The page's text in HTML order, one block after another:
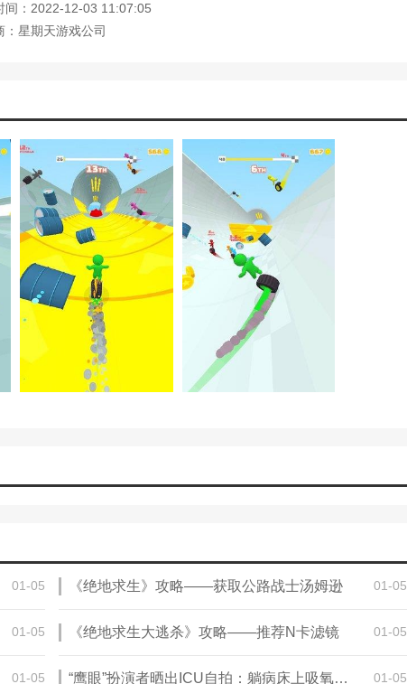
获得的游戏分数越高。
玩家均可快速上手。
量的钻石可以更好的完成挑战。
由挑战不同等级的内容。
大家安全到达终点。
路径，你可以随时加入挑战和刺激的冒险，尽可能跑到终点，同时避
帮助您快速通过所有危险区域。
间：2022-12-03 11:07:05
：星期天游戏公司
01-05 《绝地求生》攻略——获取公路战士汤姆逊 01-05
01-05 《绝地求生大逃杀》攻略——推荐N卡滤镜 01-05
01-05 “鹰眼”扮演者晒出ICU自拍：躺病床上吸氧 面部憔悴 01-05